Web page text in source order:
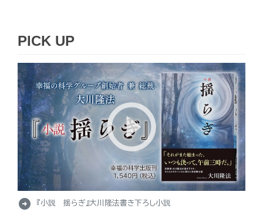
PICK UP
arrow_circle_right 『小説 揺らぎ』大川隆法書き下ろし小説